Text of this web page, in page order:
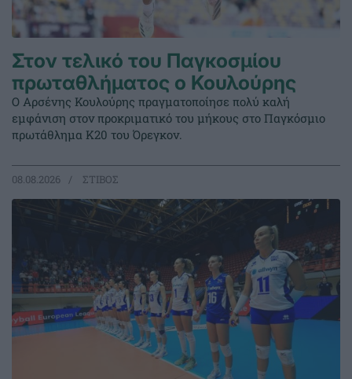
Στον τελικό του Παγκοσμίου
πρωταθλήματος ο Κουλούρης
Ο Αρσένης Κουλούρης πραγματοποίησε πολύ καλή
εμφάνιση στον προκριματικό του μήκους στο Παγκόσμιο
πρωτάθλημα Κ20 του Όρεγκον.
08.08.2026 ΣΤΙΒΟΣ